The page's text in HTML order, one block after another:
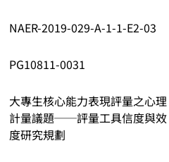
NAER-2019-029-A-1-1-E2-03
PG10811-0031
大專生核心能力表現評量之心理
計量議題──評量工具信度與效
度研究規劃